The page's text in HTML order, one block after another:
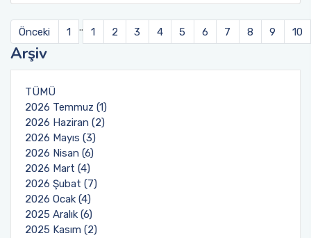
Önceki 1 .. 1 2 3 4 5 6 7 8 9 10
Arşiv
TÜMÜ
2026 Temmuz (1)
2026 Haziran (2)
2026 Mayıs (3)
2026 Nisan (6)
2026 Mart (4)
2026 Şubat (7)
2026 Ocak (4)
2025 Aralık (6)
2025 Kasım (2)